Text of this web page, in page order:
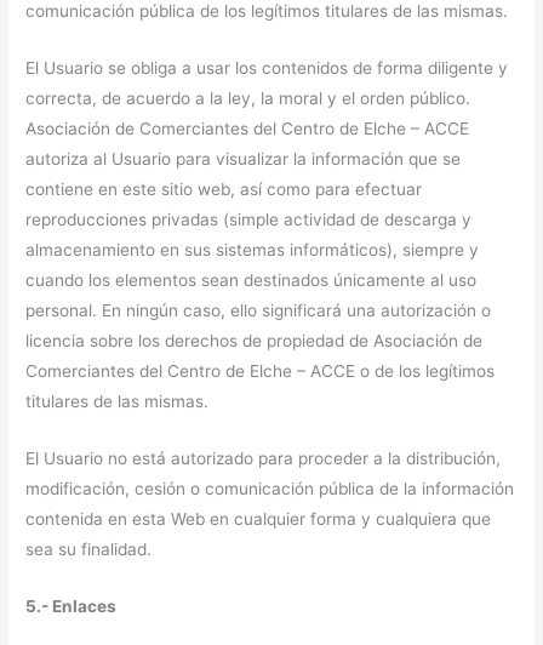
comunicación pública de los legítimos titulares de las mismas.
El Usuario se obliga a usar los contenidos de forma diligente y
correcta, de acuerdo a la ley, la moral y el orden público.
Asociación de Comerciantes del Centro de Elche – ACCE
autoriza al Usuario para visualizar la información que se
contiene en este sitio web, así como para efectuar
reproducciones privadas (simple actividad de descarga y
almacenamiento en sus sistemas informáticos), siempre y
cuando los elementos sean destinados únicamente al uso
personal. En ningún caso, ello significará una autorización o
licencia sobre los derechos de propiedad de Asociación de
Comerciantes del Centro de Elche – ACCE o de los legítimos
titulares de las mismas.
El Usuario no está autorizado para proceder a la distribución,
modificación, cesión o comunicación pública de la información
contenida en esta Web en cualquier forma y cualquiera que
sea su finalidad.
5.- Enlaces